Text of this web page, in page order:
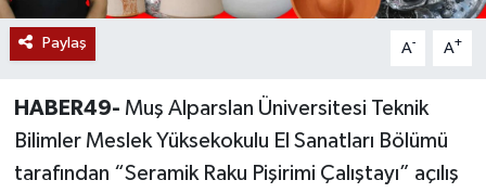
Paylaş A- A+
HABER49- Muş Alparslan Üniversitesi Teknik
Bilimler Meslek Yüksekokulu El Sanatları Bölümü
tarafından “Seramik Raku Pişirimi Çalıştayı” açılış
Korkut
Bulanık